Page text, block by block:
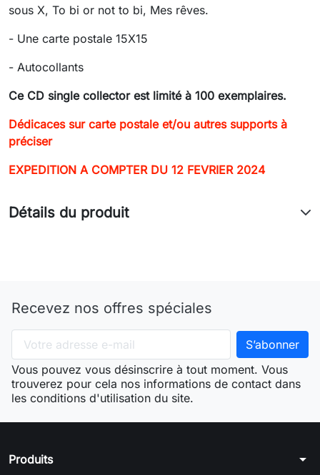
sous X, To bi or not to bi, Mes rêves.
- Une carte postale 15X15
- Autocollants
Ce CD single collector est limité à 100 exemplaires.
Dédicaces sur carte postale et/ou autres supports à
préciser
EXPEDITION A COMPTER DU 12 FEVRIER 2024
Détails du produit
Recevez nos offres spéciales
Vous pouvez vous désinscrire à tout moment. Vous
trouverez pour cela nos informations de contact dans
les conditions d'utilisation du site.
Produits arrow_drop_down